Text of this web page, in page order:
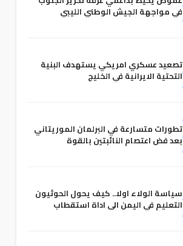
في مواجهة الجيش الوطني الليبي
تصعيد عسكري امريكي يستهدف البنية
التحتية الايرانية في الخليج
تطورات متسارعة في البرلمان الموريتاني
بعد فض اعتصام النائبتين بالقوة
سياسة الولاء اولا.. كيف يحول الحوثيون
التعليم في اليمن الى اداة استقطاب